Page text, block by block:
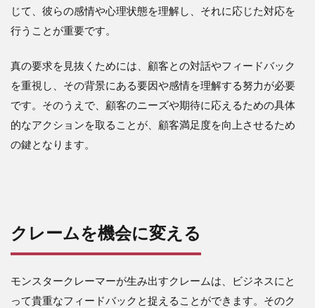
じて、彼らの感情や心理状態を理解し、それに応じた対応を
行うことが重要です。
真の要求を見抜くためには、顧客との対話やフィードバック
を重視し、その背景にある要因や感情を理解する努力が必要
です。そのうえで、顧客のニーズや期待に応えるための具体
的なアクションを取ることが、顧客満足度を向上させるため
の鍵となります。
クレームを機会に変える
モンスタークレーマーが生み出すクレームは、ビジネスにと
って貴重なフィードバックと捉えることができます。そのク